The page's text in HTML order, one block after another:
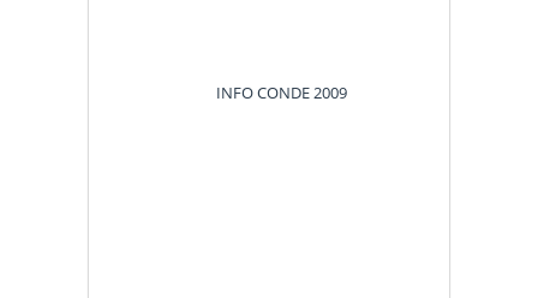
INFO CONDE 2009